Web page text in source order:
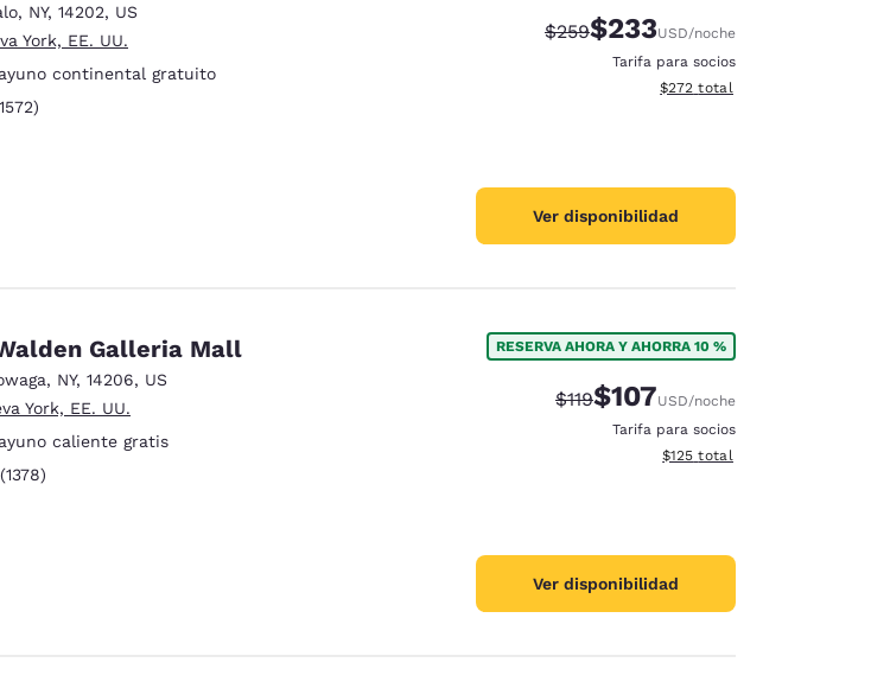
, NY, 14202, US
York, EE. UU.
continental gratuito
Excelente. 1572 reseñas
Precio tachado:
$259Precio con descuento:
$233USD/noche
Tarifa para socios
Ver detalles del total
$272 total
Ver disponibilidad
Galleria Mall
, NY, 14206, US
York, EE. UU.
caliente gratis
Muy bueno. 1378 reseñas
(1378)
RESERVA AHORA Y AHORRA 10 %
Precio tachado:
$119Precio con descuento:
$107USD/noche
Tarifa para socios
Ver detalles del total
$125 total
Ver disponibilidad